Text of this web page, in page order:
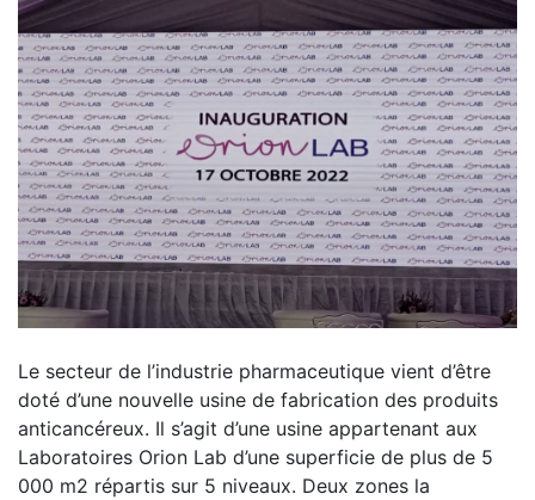
Le secteur de l’industrie pharmaceutique vient d’être
doté d’une nouvelle usine de fabrication des produits
anticancéreux. Il s’agit d’une usine appartenant aux
Laboratoires Orion Lab d’une superficie de plus de 5
000 m2 répartis sur 5 niveaux. Deux zones la